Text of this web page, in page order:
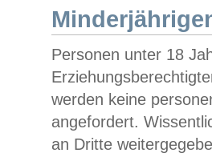
Personen unter 18
werden keine
angefordert.
an Dritte